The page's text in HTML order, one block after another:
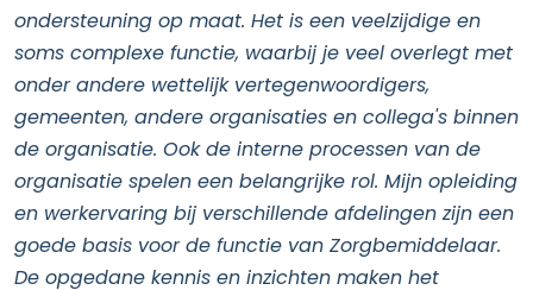
ondersteuning op maat. Het is een veelzijdige en
soms complexe functie, waarbij je veel overlegt met
onder andere wettelijk vertegenwoordigers,
gemeenten, andere organisaties en collega's binnen
de organisatie. Ook de interne processen van de
organisatie spelen een belangrijke rol. Mijn opleiding
en werkervaring bij verschillende afdelingen zijn een
goede basis voor de functie van Zorgbemiddelaar.
De opgedane kennis en inzichten maken het